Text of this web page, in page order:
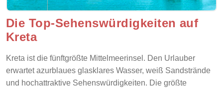
Die Top-Sehenswürdigkeiten auf
Kreta
Kreta ist die fünftgrößte Mittelmeerinsel. Den Urlauber
erwartet azurblaues glasklares Wasser, weiß Sandstrände
und hochattraktive Sehenswürdigkeiten. Die größte